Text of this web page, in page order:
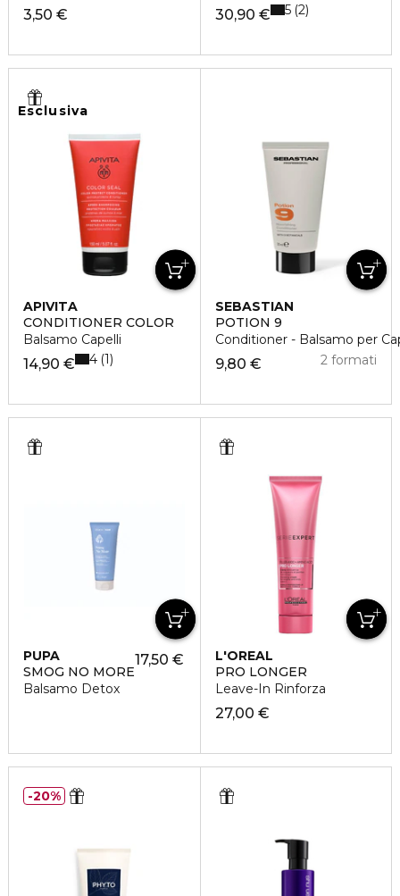
3,50 € 30,90 € 5 2
Esclusiva
APIVITA
CONDITIONER COLOR
Balsamo Capelli
14,90 € 4 1
SEBASTIAN
POTION 9
Conditioner - Balsamo per
9,80 € 2 formati
PUPA
SMOG NO MORE
Balsamo Detox
17,50 € L'OREAL
PROFESSIONNEL
PRO LONGER
Leave-In Rinforza
27,00 €
20%